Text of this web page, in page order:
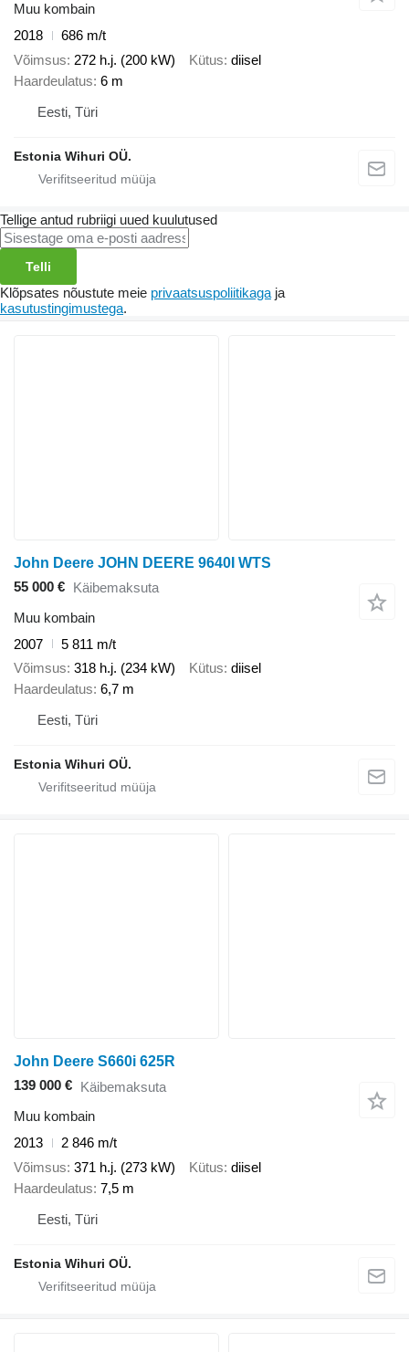
Muu kombain
2018
686 m/t
Võimsus 272 h.j. (200 kW) Kütus diisel
Haardeulatus 6 m
Eesti, Türi
Estonia Wihuri OÜ.
Tellige antud rubriigi uued kuulutused
Telli
Klõpsates nõustute meie privaatsuspoliitikaga ja
kasutustingimustega.
John Deere JOHN DEERE 9640I WTS
55 000 € Käibemaksuta
Muu kombain
2007
5 811 m/t
Võimsus 318 h.j. (234 kW) Kütus diisel
Haardeulatus 6,7 m
Eesti, Türi
Estonia Wihuri OÜ.
John Deere S660i 625R
139 000 € Käibemaksuta
Muu kombain
2013
2 846 m/t
Võimsus 371 h.j. (273 kW) Kütus diisel
Haardeulatus 7,5 m
Eesti, Türi
Estonia Wihuri OÜ.